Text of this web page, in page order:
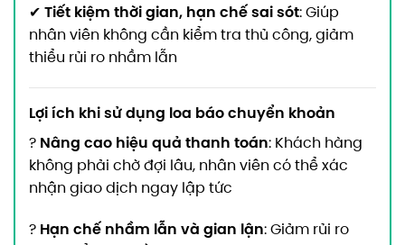
✔ Tiết kiệm thời gian, hạn chế sai sót: Giúp
nhân viên không cần kiểm tra thủ công, giảm
thiểu rủi ro nhầm lẫn
Lợi ích khi sử dụng loa báo chuyển khoản
? Nâng cao hiệu quả thanh toán: Khách hàng
không phải chờ đợi lâu, nhân viên có thể xác
nhận giao dịch ngay lập tức
? Hạn chế nhầm lẫn và gian lận: Giảm rủi ro